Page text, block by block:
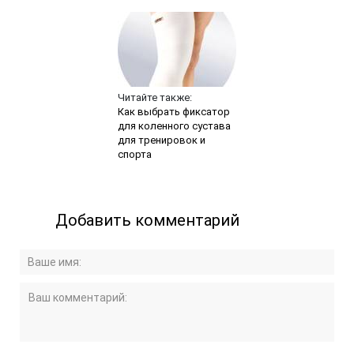
Читайте также:
Как выбрать фиксатор
для коленного сустава
для тренировок и
спорта
Добавить комментарий